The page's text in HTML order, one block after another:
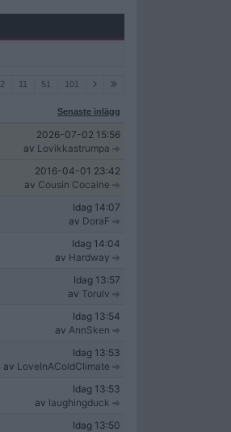
2 11 51 101
Senaste inlägg
2026-07-02 15:56
av Lovikkastrumpa
2016-04-01 23:42
av Cousin Cocaine
Idag 14:07
av DoraF
Idag 14:04
av Hardway
Idag 13:57
av Torulv
Idag 13:54
av AnnSken
Idag 13:53
av LoveInAColdClimate
Idag 13:53
av laughingduck
Idag 13:50